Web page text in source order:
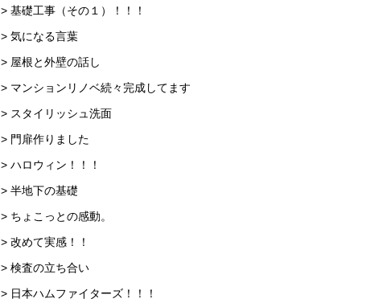
> 基礎工事（その１）！！！
> 気になる言葉
> 屋根と外壁の話し
> マンションリノベ続々完成してます
> スタイリッシュ洗面
> 門扉作りました
> ハロウィン！！！
> 半地下の基礎
> ちょこっとの感動。
> 改めて実感！！
> 検査の立ち合い
> 日本ハムファイターズ！！！